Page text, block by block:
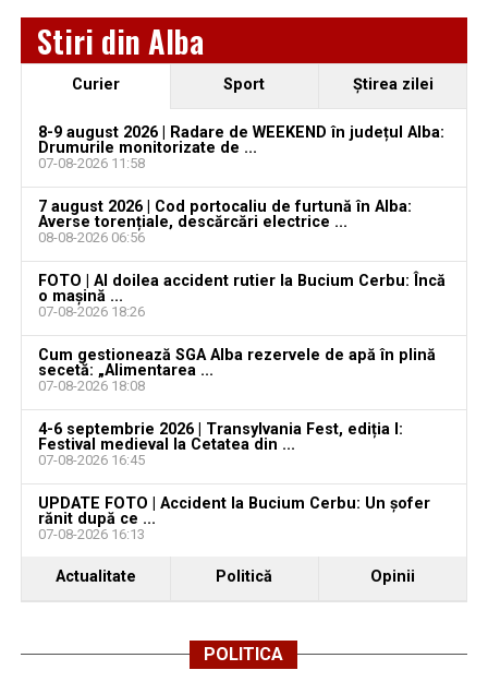
august 2026. AJOFM Alba a publicat lista posturilor
vacante
Locuri de muncă în Galda de Jos, disponibile la 4
vacante
Locuri de muncă în Teiuș, disponibile la 4 august
2026. AJOFM Alba a publicat lista posturilor
vacante
Bărbat de 30 de ani din Galda de Jos, reținut după
ce și-ar fi agresat și violat partenera
Stiri din Alba
Curier Sport Ştirea zilei
8-9 august 2026 | Radare de WEEKEND în județul Alba:
Drumurile monitorizate de ...
07-08-2026 11:58
7 august 2026 | Cod portocaliu de furtună în Alba:
Averse torențiale, descărcări electrice ...
08-08-2026 06:56
FOTO | Al doilea accident rutier la Bucium Cerbu: Încă
o mașină ...
07-08-2026 18:26
Cum gestionează SGA Alba rezervele de apă în plină
secetă: „Alimentarea ...
07-08-2026 18:08
4-6 septembrie 2026 | Transylvania Fest, ediția I:
Festival medieval la Cetatea din ...
07-08-2026 16:45
UPDATE FOTO | Accident la Bucium Cerbu: Un șofer
rănit după ce ...
07-08-2026 16:13
Actualitate Politică Opinii
POLITICA